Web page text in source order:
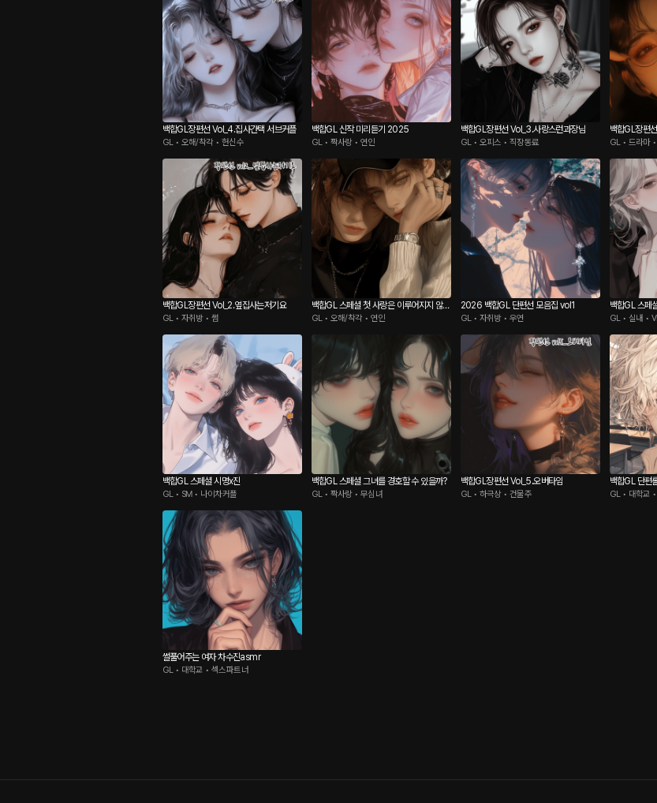
백합GL장편선 Vol_4.집사간택 서브커플
GL • 오해/착각 • 헌신수
백합GL 신작 미리듣기 2025
GL • 짝사랑 • 연인
백합GL장편선 Vol_3.사랑스런과장님
GL • 오피스 • 직장동료
백합GL장편
GL • 드라마
백합GL장편선 Vol_2.옆집사는저기요
GL • 자취방 • 썸
백합GL 스페셜 첫 사랑은 이루어지지 않는
다
GL • 오해/착각 • 연인
2026 백합GL 단편선 모음집 vol1
GL • 자취방 • 우연
백합GL 스페
GL • 실내 •
백합GL 스페셜 시명x진
GL • SM • 나이차커플
백합GL 스페셜 그녀를 경호할 수 있을까?
GL • 짝사랑 • 무심녀
백합GL장편선 Vol_5.오버타임
GL • 하극상 • 건물주
백합GL 단편
GL • 대학교
썰풀어주는 여자 차수진asmr
GL • 대학교 • 섹스파트너